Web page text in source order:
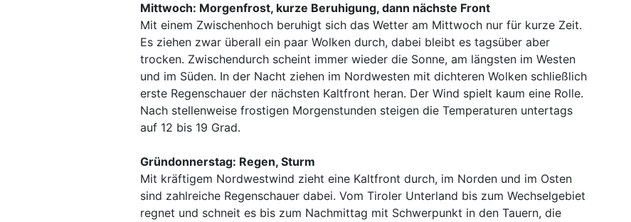
Mittwoch: Morgenfrost, kurze Beruhigung, dann nächste Front
Mit einem Zwischenhoch beruhigt sich das Wetter am Mittwoch nur für kurze Zeit.
Es ziehen zwar überall ein paar Wolken durch, dabei bleibt es tagsüber aber
trocken. Zwischendurch scheint immer wieder die Sonne, am längsten im Westen
und im Süden. In der Nacht ziehen im Nordwesten mit dichteren Wolken schließlich
erste Regenschauer der nächsten Kaltfront heran. Der Wind spielt kaum eine Rolle.
Nach stellenweise frostigen Morgenstunden steigen die Temperaturen untertags
auf 12 bis 19 Grad.
Gründonnerstag: Regen, Sturm
Mit kräftigem Nordwestwind zieht eine Kaltfront durch, im Norden und im Osten
sind zahlreiche Regenschauer dabei. Vom Tiroler Unterland bis zum Wechselgebiet
regnet und schneit es bis zum Nachmittag mit Schwerpunkt in den Tauern, die